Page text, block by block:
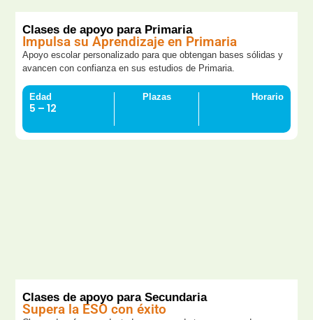
Clases de apoyo para Primaria
Impulsa su Aprendizaje en Primaria
Apoyo escolar personalizado para que obtengan bases sólidas y
avancen con confianza en sus estudios de Primaria.
Edad
5 – 12
Plazas Horario
Clases de apoyo para Secundaria
Supera la ESO con éxito